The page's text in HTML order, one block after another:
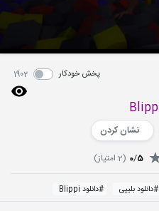
پخش خودکار 1902
نشان کردن
0/5
(
2 امتیاز)
#دانلود بلیپی #دانلود Blippi